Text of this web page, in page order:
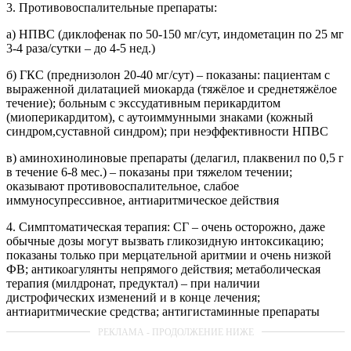
3. Противовоспалительные препараты:
а) НПВС (диклофенак по 50-150 мг/сут, индометацин по 25 мг
3-4 раза/сутки – до 4-5 нед.)
б) ГКС (преднизолон 20-40 мг/сут) – показаны: пациентам с
выраженной дилатацией миокарда (тяжёлое и среднетяжёлое
течение); больным с экссудативным перикардитом
(миоперикардитом), с аутоиммунными знаками (кожный
синдром,суставной синдром); при неэффективности НПВС
в) аминохинолиновые препараты (делагил, плаквенил по 0,5 г
в течение 6-8 мес.) – показаны при тяжелом течении;
оказывают противовоспалительное, слабое
иммуносупрессивное, антиаритмическое действия
4. Симптоматическая терапия: СГ – очень осторожно, даже
обычные дозы могут вызвать гликозидную интоксикацию;
показаны только при мерцательной аритмии и очень низкой
ФВ; антикоагулянты непрямого действия; метаболическая
терапия (милдронат, предуктал) – при наличии
дистрофических изменений и в конце лечения;
антиаритмические средства; антигистаминные препараты